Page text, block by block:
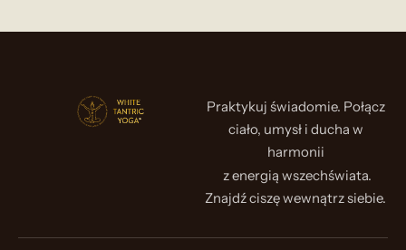
Praktykuj świadomie. Połącz
ciało, umysł i ducha w
harmonii
z energią wszechświata.
Znajdź ciszę wewnątrz siebie.